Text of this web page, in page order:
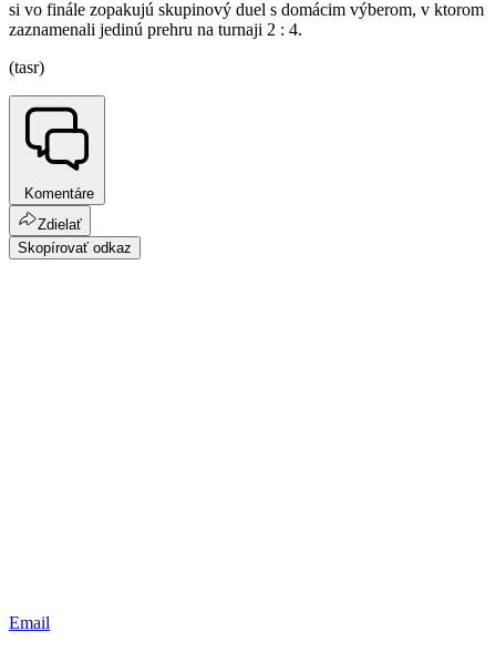
si vo finále zopakujú skupinový duel s domácim výberom, v ktorom
zaznamenali jedinú prehru na turnaji 2 : 4.
(tasr)
Komentáre
Zdielať
Skopírovať odkaz
Email